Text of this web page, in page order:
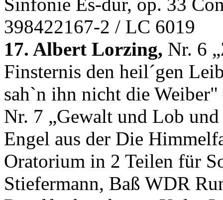
Sinfonie Es-dur, op. 33
398422167-2 / LC 6019
17. Albert Lorzing, Nr. 6
Finsternis den heil´gen
sah`n ihn nicht die
Nr. 7 „Gewalt und Lob
Engel aus der Die
Oratorium in 2 Teilen für
Stiefermann, Baß WDR